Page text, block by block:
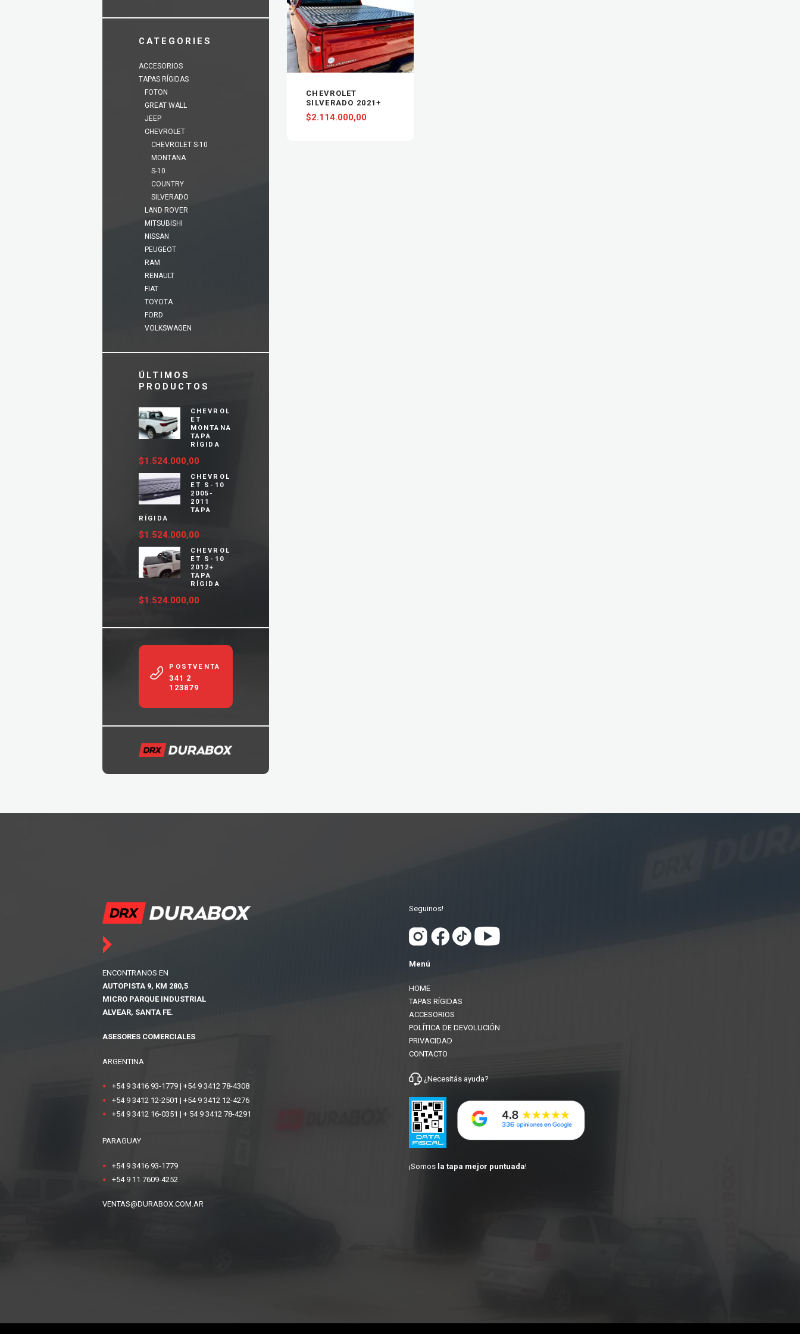
CHEVROLET
SILVERADO 2021+
TAPA RÍGIDA
$2.114.000,00
CATEGORIES
ACCESORIOS
TAPAS RÍGIDAS
FOTON
GREAT WALL
JEEP
CHEVROLET
CHEVROLET S-10
MONTANA
S-10
COUNTRY
SILVERADO
LAND ROVER
MITSUBISHI
NISSAN
PEUGEOT
RAM
RENAULT
FIAT
TOYOTA
FORD
VOLKSWAGEN
ÚLTIMOS
PRODUCTOS
CHEVROL
ET
MONTANA
TAPA
RÍGIDA
$1.524.000,00
CHEVROL
ET S-10
2005-
2011
TAPA
RÍGIDA
$1.524.000,00
CHEVROL
ET S-10
2012+
TAPA
RÍGIDA
$1.524.000,00
POSTVENTA
341 2
123879
ENCONTRANOS EN
AUTOPISTA 9, KM 280,5
MICRO PARQUE INDUSTRIAL
ALVEAR, SANTA FE.
ASESORES COMERCIALES
ARGENTINA
+54 9 3416 93-1779| +54 9 3412 78-4308
+54 9 3412 12-2501 | +54 9 3412 12-4276
+54 9 3412 16-0351 | + 54 9 3412 78-4291
PARAGUAY
+54 9 3416 93-1779
+54 9 11 7609-4252
VENTAS@DURABOX.COM.AR
Seguinos!
Menú
HOME
TAPAS RÍGIDAS
ACCESORIOS
POLÍTICA DE DEVOLUCIÓN
PRIVACIDAD
CONTACTO
¿Necesitás ayuda?
¡Somos la tapa mejor puntuada!